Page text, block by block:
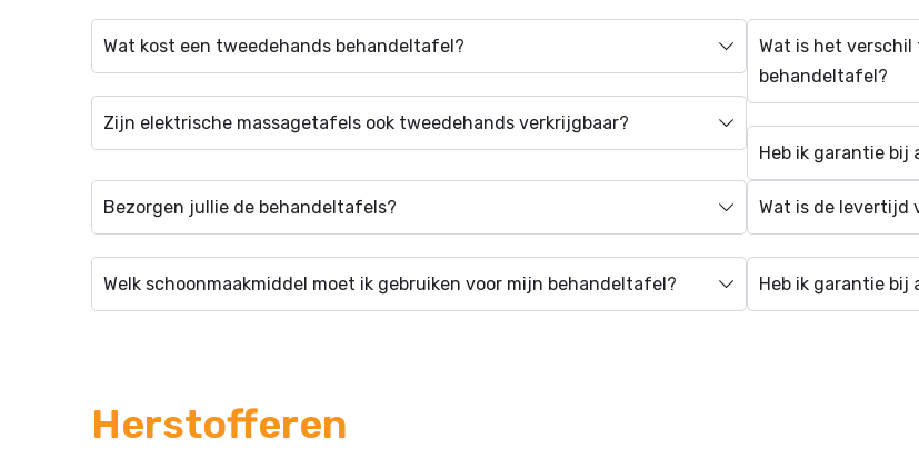
Wat kost een tweedehands behandeltafel?
Zijn elektrische massagetafels ook tweedehands verkrijgbaar?
Wat is het
behandeltafel?
Heb ik garantie bij
Bezorgen jullie de behandeltafels?
Welk schoonmaakmiddel moet ik gebruiken voor mijn behandeltafel?
Wat is de levertijd
Heb ik garantie bij
Herstofferen